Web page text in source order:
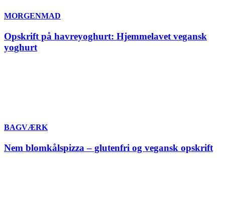
MORGENMAD
Opskrift på havreyoghurt: Hjemmelavet vegansk
yoghurt
BAGVÆRK
Nem blomkålspizza – glutenfri og vegansk opskrift